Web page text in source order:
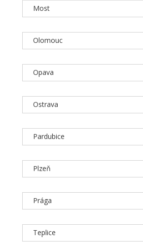
Most
Olomouc
Opava
Ostrava
Pardubice
Plzeň
Prága
Teplice